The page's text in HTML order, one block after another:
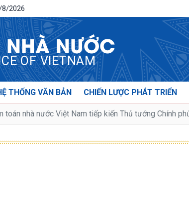
8/2026
NHÀ NƯỚC
OF VIETNAM
THỐNG VĂN BẢN CHIẾN LƯỢC PHÁT TRIỂN
toán nhà nước Việt Nam tiếp kiến Thủ tướng Chính